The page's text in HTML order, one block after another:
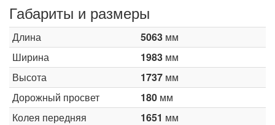
Габариты и размеры
Длина 5063 мм
Ширина
1983 мм
Высота
1737 мм
Дорожный просвет
180 мм
Колея передняя
1651 мм